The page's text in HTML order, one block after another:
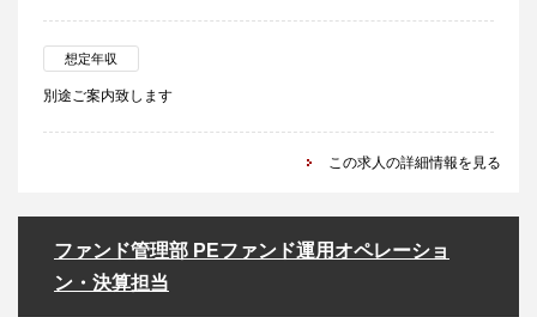
想定年収
別途ご案内致します
この求人の詳細情報を見る
ファンド管理部 PEファンド運用オペレーショ
ン・決算担当